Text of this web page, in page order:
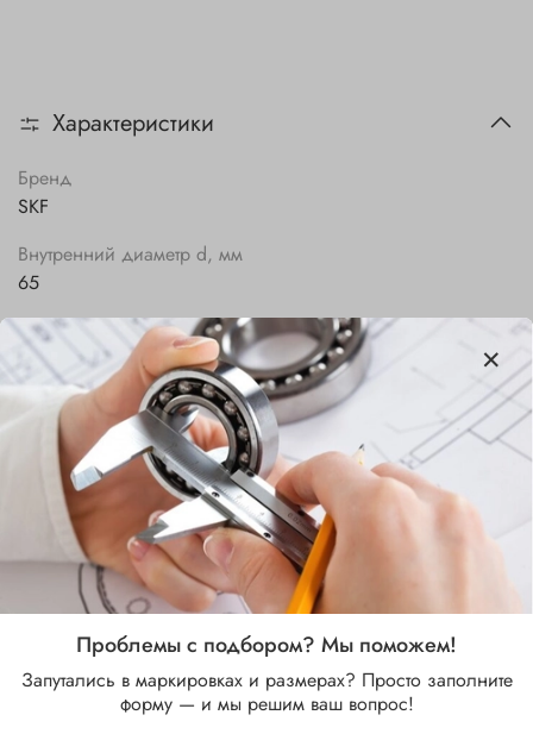
Характеристики
Бренд
SKF
Внутренний диаметр d, мм
65
Наружный диаметр D, мм
120
Ширина B, мм
Сепаратор
Стальной
Зазор
Уплотнение
2Z (защитные шайбы с двух сторон)
Отзывы
Проблемы с подбором? Мы поможем!
Запутались в маркировках и размерах? Просто заполните
форму — и мы решим ваш вопрос!